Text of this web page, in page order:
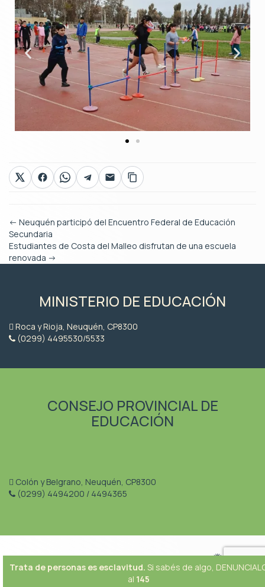
← Neuquén participó del Encuentro Federal de Educación
Secundaria
Estudiantes de Costa del Malleo disfrutan de una escuela
renovada →
MINISTERIO DE EDUCACIÓN
Roca y Rioja, Neuquén, CP8300
(0299) 4495530/5533
CONSEJO PROVINCIAL DE
EDUCACIÓN
Colón y Belgrano, Neuquén, CP8300
(0299) 4494200 / 4494365
Trata de personas es esclavitud. Si sabés de algo,
al 145